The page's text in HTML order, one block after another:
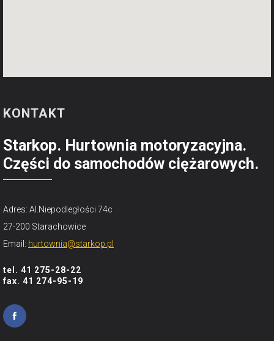
KONTAKT
Starkop. Hurtownia motoryzacyjna.
Części do samochodów ciężarowych.
Adres: Al.Niepodległości 74c
27-200 Starachowice
Email: hurtownia@starkop.pl
tel. 41 275-28-22
fax. 41 274-95-19